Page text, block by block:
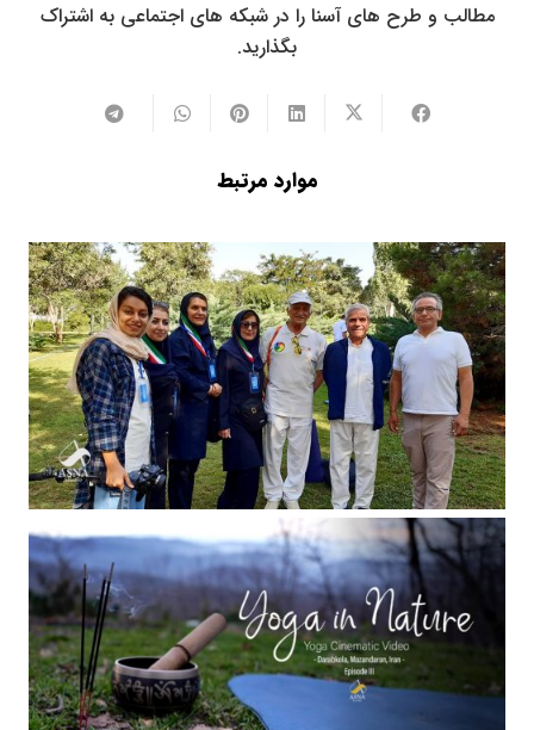
مطالب و طرح های آسنا را در شبکه های اجتماعی به اشتراک
بگذارید.
موارد مرتبط